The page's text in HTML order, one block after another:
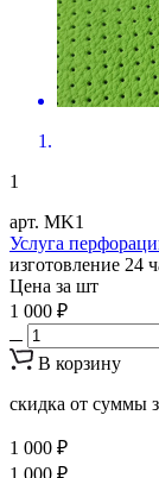
арт. MK1
Услуга
изготовление 24
Цена за шт
1 000 ₽
1 000 ₽